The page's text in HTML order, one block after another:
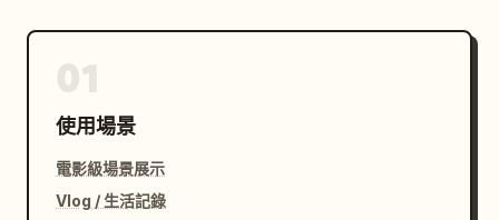
使用場景
電影級場景展示
Vlog / 生活記錄